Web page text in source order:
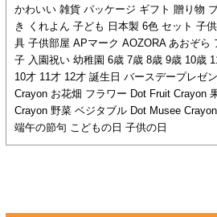
かわいい 雑貨 パッケージ ギフト 贈り物
き くれよん 子ども 日本製 6色 セット 子
具 子供部屋 APマーク AOZORA あおぞら
子 入園祝い 幼稚園 6歳 7歳 8歳 9歳 10歳
10才 11才 12才 誕生日 バースデープレゼ
Crayon お花畑 フラワー Dot Fruit Crayon
Crayon 野菜 ベジタブル Dot Musee
端午の節句 こどもの日 子供の日